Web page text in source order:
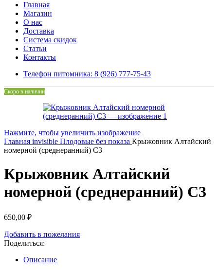
Главная
Магазин
О нас
Доставка
Система скидок
Статьи
Контакты
Телефон питомника: 8 (926) 777-75-43
Скоро в наличии
Нажмите, чтобы увеличить изображение
Главная invisible Плодовые без показа Крыжовник Алтайский
номерной (среднеранний) С3
Крыжовник Алтайский
номерной (среднеранний) С3
650,00 ₽
Добавить в пожелания
Поделиться:
Описание